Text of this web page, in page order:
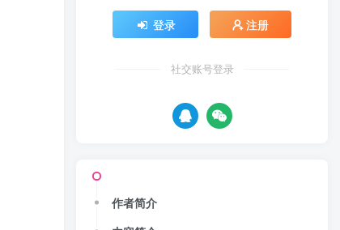
登录 注册
社交账号登录
作者简介